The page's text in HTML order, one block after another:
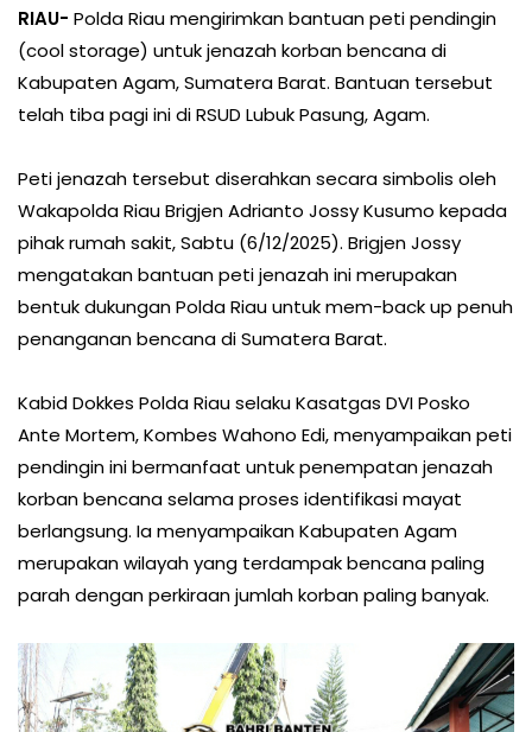
RIAU- Polda Riau mengirimkan bantuan peti pendingin
(cool storage) untuk jenazah korban bencana di
Kabupaten Agam, Sumatera Barat. Bantuan tersebut
telah tiba pagi ini di RSUD Lubuk Pasung, Agam.
Peti jenazah tersebut diserahkan secara simbolis oleh
Wakapolda Riau Brigjen Adrianto Jossy Kusumo kepada
pihak rumah sakit, Sabtu (6/12/2025). Brigjen Jossy
mengatakan bantuan peti jenazah ini merupakan
bentuk dukungan Polda Riau untuk mem-back up penuh
penanganan bencana di Sumatera Barat.
Kabid Dokkes Polda Riau selaku Kasatgas DVI Posko
Ante Mortem, Kombes Wahono Edi, menyampaikan peti
pendingin ini bermanfaat untuk penempatan jenazah
korban bencana selama proses identifikasi mayat
berlangsung. Ia menyampaikan Kabupaten Agam
merupakan wilayah yang terdampak bencana paling
parah dengan perkiraan jumlah korban paling banyak.